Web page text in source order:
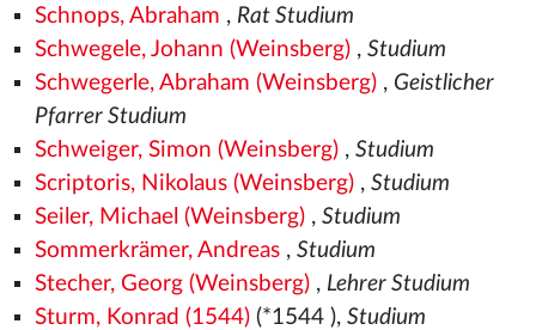
Schnops, Abraham , Rat Studium
Schwegele, Johann (Weinsberg), Studium
Schwegerle, Abraham (Weinsberg), Geistlicher
Pfarrer Studium
Schweiger, Simon (Weinsberg), Studium
Scriptoris, Nikolaus (Weinsberg), Studium
Seiler, Michael (Weinsberg), Studium
Sommerkrämer, Andreas, Studium
Stecher, Georg (Weinsberg), Lehrer Studium
Sturm, Konrad (1544)(*1544 ), Studium